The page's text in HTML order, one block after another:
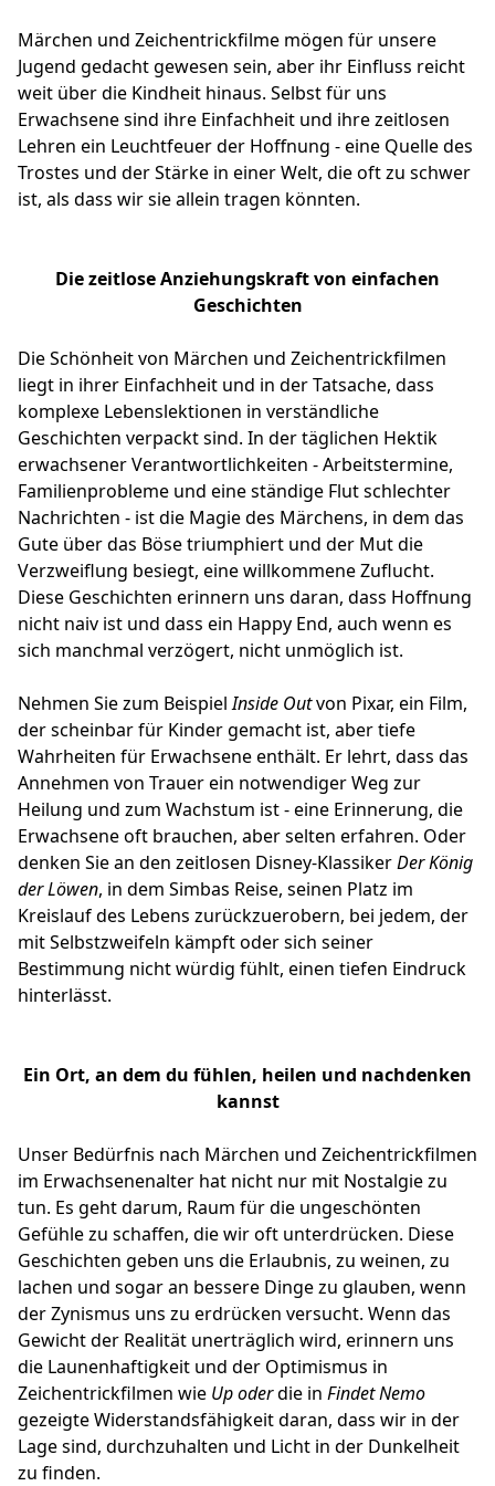
Märchen und Zeichentrickfilme mögen für unsere
Jugend gedacht gewesen sein, aber ihr Einfluss reicht
weit über die Kindheit hinaus. Selbst für uns
Erwachsene sind ihre Einfachheit und ihre zeitlosen
Lehren ein Leuchtfeuer der Hoffnung - eine Quelle des
Trostes und der Stärke in einer Welt, die oft zu schwer
ist, als dass wir sie allein tragen könnten.
Die zeitlose Anziehungskraft von einfachen
Geschichten
Die Schönheit von Märchen und Zeichentrickfilmen
liegt in ihrer Einfachheit und in der Tatsache, dass
komplexe Lebenslektionen in verständliche
Geschichten verpackt sind. In der täglichen Hektik
erwachsener Verantwortlichkeiten - Arbeitstermine,
Familienprobleme und eine ständige Flut schlechter
Nachrichten - ist die Magie des Märchens, in dem das
Gute über das Böse triumphiert und der Mut die
Verzweiflung besiegt, eine willkommene Zuflucht.
Diese Geschichten erinnern uns daran, dass Hoffnung
nicht naiv ist und dass ein Happy End, auch wenn es
sich manchmal verzögert, nicht unmöglich ist.
Nehmen Sie zum BeispielInside Outvon Pixar, ein Film,
der scheinbar für Kinder gemacht ist, aber tiefe
Wahrheiten für Erwachsene enthält. Er lehrt, dass das
Annehmen von Trauer ein notwendiger Weg zur
Heilung und zum Wachstum ist - eine Erinnerung, die
Erwachsene oft brauchen, aber selten erfahren. Oder
denken Sie an den zeitlosen Disney-KlassikerDer König
der Löwen, in dem Simbas Reise, seinen Platz im
Kreislauf des Lebens zurückzuerobern, bei jedem, der
mit Selbstzweifeln kämpft oder sich seiner
Bestimmung nicht würdig fühlt, einen tiefen Eindruck
hinterlässt.
Ein Ort, an dem du fühlen, heilen und nachdenken
kannst
Unser Bedürfnis nach Märchen und Zeichentrickfilmen
im Erwachsenenalter hat nicht nur mit Nostalgie zu
tun. Es geht darum, Raum für die ungeschönten
Gefühle zu schaffen, die wir oft unterdrücken. Diese
Geschichten geben uns die Erlaubnis, zu weinen, zu
lachen und sogar an bessere Dinge zu glauben, wenn
der Zynismus uns zu erdrücken versucht. Wenn das
Gewicht der Realität unerträglich wird, erinnern uns
die Launenhaftigkeit und der Optimismus in
Zeichentrickfilmen wie Up oderdie in Findet Nemo
gezeigte Widerstandsfähigkeit daran, dass wir in der
Lage sind, durchzuhalten und Licht in der Dunkelheit
zu finden.